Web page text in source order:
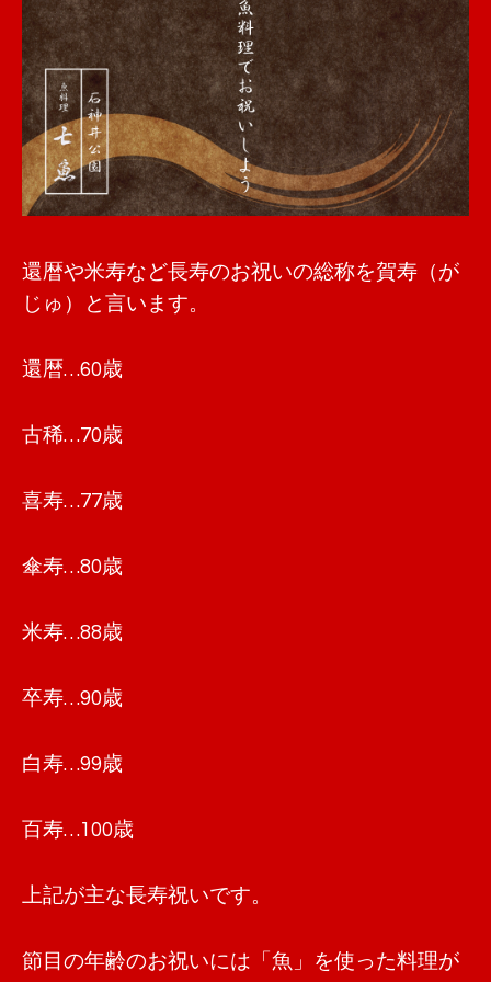
還暦や米寿など長寿のお祝いの総称を賀寿（が
じゅ）と言います。
還暦…60歳
古稀…70歳
喜寿…77歳
傘寿…80歳
米寿…88歳
卒寿…90歳
白寿…99歳
百寿…100歳
上記が主な長寿祝いです。
節目の年齢のお祝いには「魚」を使った料理が